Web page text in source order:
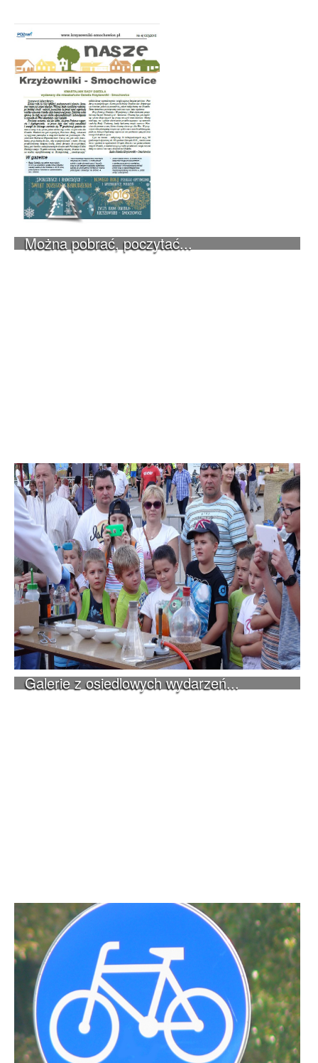
Można pobrać, poczytać...
Galerie z osiedlowych wydarzeń...